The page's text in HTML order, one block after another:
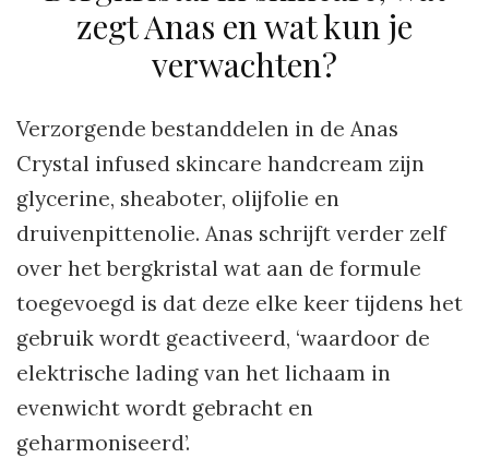
zegt Anas en wat kun je
verwachten?
Verzorgende bestanddelen in de Anas
Crystal infused skincare handcream zijn
glycerine, sheaboter, olijfolie en
druivenpittenolie. Anas schrijft verder zelf
over het bergkristal wat aan de formule
toegevoegd is dat deze elke keer tijdens het
gebruik wordt geactiveerd, ‘waardoor de
elektrische lading van het lichaam in
evenwicht wordt gebracht en
geharmoniseerd’.